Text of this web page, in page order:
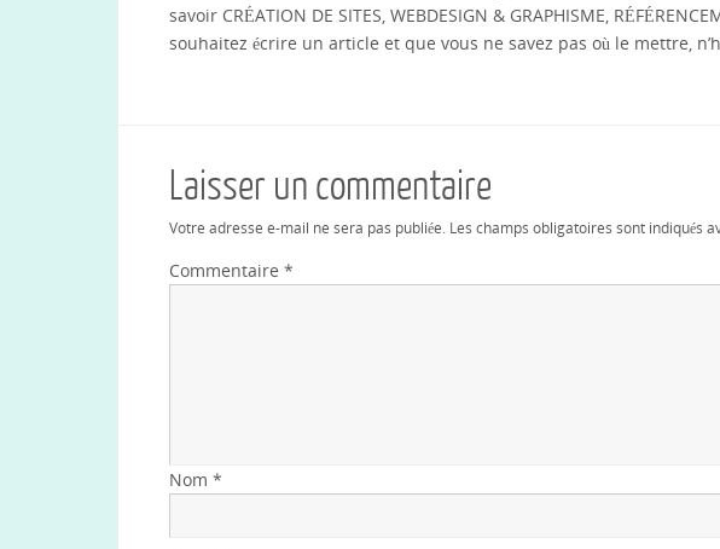
savoir CRÉATION DE SITES, WEBDESIGN & GRAPHISME,
souhaitez écrire un article et que vous ne savez pas où le mettre,
Laisser un commentaire
Votre adresse e-mail ne sera pas publiée. Les champs obligatoires sont indiqués
Commentaire *
Nom *